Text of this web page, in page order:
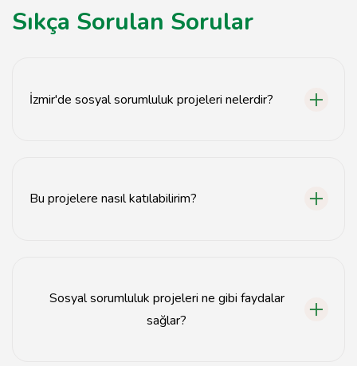
Sıkça Sorulan Sorular
İzmir'de sosyal sorumluluk projeleri nelerdir?
Bu projelere nasıl katılabilirim?
Sosyal sorumluluk projeleri ne gibi faydalar
sağlar?